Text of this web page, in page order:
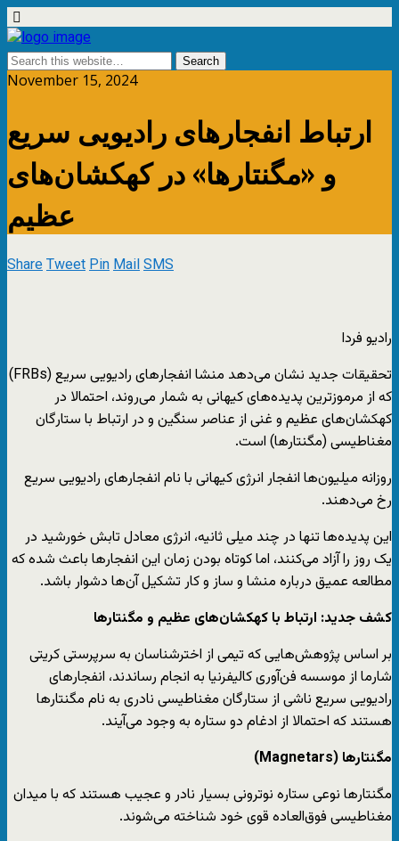
November 15, 2024
ارتباط انفجارهای رادیویی سریع
و «مگنتارها» در کهکشان‌های
عظیم
ShareTweetPinMailSMS
رادیو فردا
تحقیقات جدید نشان می‌دهد منشا انفجارهای رادیویی سریع (FRBs)
که از مرموزترین پدیده‌های کیهانی به شمار می‌روند، احتمالا در
کهکشان‌های عظیم و غنی از عناصر سنگین و در ارتباط با ستارگان
مغناطیسی (مگنتارها) است.
روزانه میلیون‌ها انفجار انرژی کیهانی با نام انفجارهای رادیویی سریع
رخ می‌دهند.
این پدیده‌ها تنها در چند میلی‌ ثانیه، انرژی معادل تابش خورشید در
یک روز را آزاد می‌کنند، اما کوتاه بودن زمان این انفجارها باعث شده که
مطالعه عمیق درباره منشا و ساز و کار تشکیل آن‌ها دشوار باشد.
کشف جدید: ارتباط با کهکشان‌های عظیم و مگنتارها
بر اساس پژوهش‌هایی که تیمی از اخترشناسان به سرپرستی کریتی
شارما از موسسه فن‌آوری کالیفرنیا به انجام رساندند، انفجارهای
رادیویی سریع ناشی از ستارگان مغناطیسی نادری به نام مگنتارها
هستند که احتمالا از ادغام دو ستاره به وجود می‌آیند.
مگنتارها (Magnetars)
مگنتارها نوعی ستاره نوترونی بسیار نادر و عجیب هستند که با میدان
مغناطیسی فوق‌العاده قوی‌ خود شناخته می‌شوند.